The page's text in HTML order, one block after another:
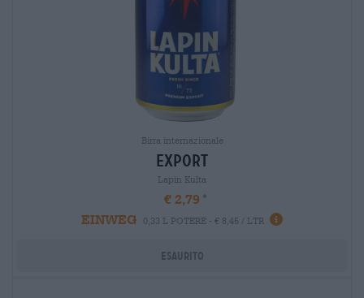
Birra internazionale
export
Lapin Kulta
€ 2,79
EINWEG
0,33 L POTERE - € 8,45 / LTR
Esaurito